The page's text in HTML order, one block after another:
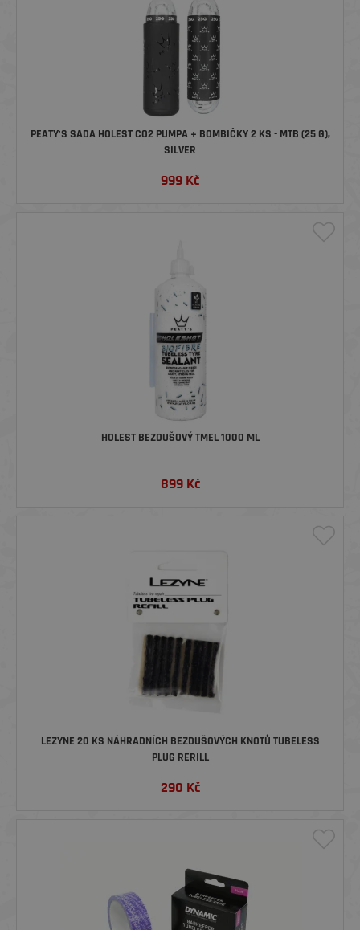
PEATY'S SADA HOLEST CO2 PUMPA + BOMBIČKY 2 KS - MTB (25 G),
SILVER
999 Kč
HOLEST BEZDUŠOVÝ TMEL 1000 ML
899Kč
LEZYNE 20 KS NÁHRADNÍCH BEZDUŠOVÝCH KNOTŮ TUBELESS
PLUG RERILL
290 Kč